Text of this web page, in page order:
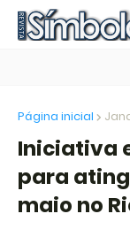
Página inicial
Iniciativa
para
maio no